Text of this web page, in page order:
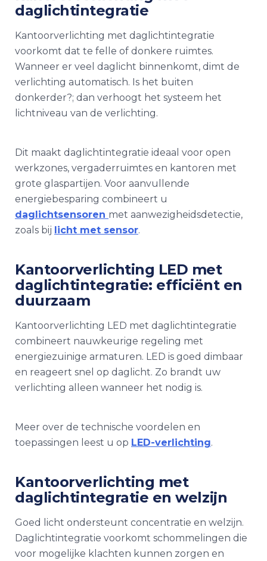
daglichtintegratie
Kantoorverlichting met daglichtintegratie
voorkomt dat te felle of donkere ruimtes.
Wanneer er veel daglicht binnenkomt, dimt de
verlichting automatisch. Is het buiten
donkerder?; dan verhoogt het systeem het
lichtniveau van de verlichting.
Dit maakt daglichtintegratie ideaal voor open
werkzones, vergaderruimtes en kantoren met
grote glaspartijen. Voor aanvullende
energiebesparing combineert u
daglichtsensoren met aanwezigheidsdetectie,
zoals bij licht met sensor.
Kantoorverlichting LED met
daglichtintegratie: efficiënt en
duurzaam
Kantoorverlichting LED met daglichtintegratie
combineert nauwkeurige regeling met
energiezuinige armaturen. LED is goed dimbaar
en reageert snel op daglicht. Zo brandt uw
verlichting alleen wanneer het nodig is.
Meer over de technische voordelen en
toepassingen leest u op LED-verlichting.
Kantoorverlichting met
daglichtintegratie en welzijn
Goed licht ondersteunt concentratie en welzijn.
Daglichtintegratie voorkomt schommelingen die
voor mogelijke klachten kunnen zorgen en